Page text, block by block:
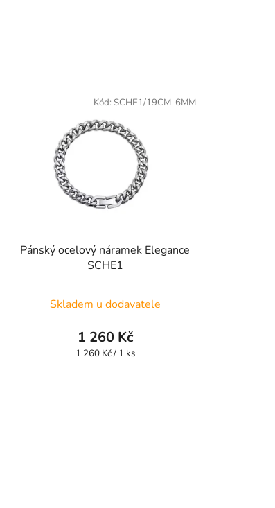
Pánský ocelový náramek Elegance
SCHE1
Skladem u dodavatele
1 260 Kč
Měrná
1 260 Kč / 1 ks
Kód: SCHE1/19CM-6MM